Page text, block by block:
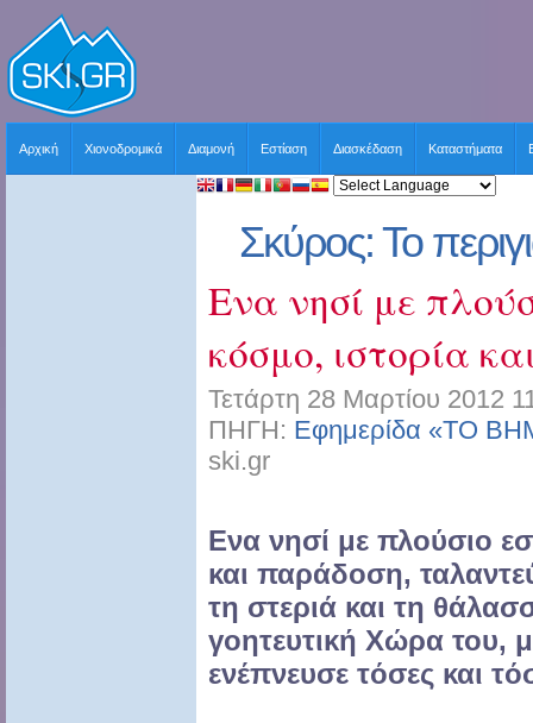
Αρχική Χιονοδρομικά Διαμονή Εστίαση Διασκέδαση Καταστήματα
Σκύρος: Το
Ενα νησί με
κόσμο, ιστορία
Τετάρτη 28 Μαρτίου 2012
ΠΗΓΗ: Εφημερίδα «ΤΟ
ski.gr
Ενα νησί με πλούσιο
και παράδοση,
τη στεριά και τη
γοητευτική Χώρα του,
ενέπνευσε τόσες και